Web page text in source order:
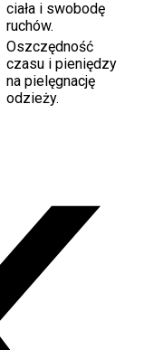
ciała i swobodę
ruchów.
Oszczędność
czasu i pieniędzy
na pielęgnację
odzieży.